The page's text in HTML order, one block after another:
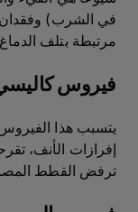
في الشرب)
مرتبطة بتلف
فيروس
يتسبب هذا
إفرازات الأنف،
ترفض القطط